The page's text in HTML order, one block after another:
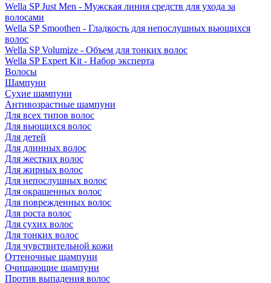
Wella SP Just Men - Мужская линия средств для ухода за
волосами
Wella SP Smoothen - Гладкость для непослушных вьющихся
волос
Wella SP Volumize - Объем для тонких волос
Wella SP Expert Kit - Набор эксперта
Волосы
Шампуни
Сухие шампуни
Антивозрастные шампуни
Для всех типов волос
Для вьющихся волос
Для детей
Для длинных волос
Для жестких волос
Для жирных волос
Для непослушных волос
Для окрашенных волос
Для поврежденных волос
Для роста волос
Для сухих волос
Для тонких волос
Для чувствительной кожи
Оттеночные шампуни
Очищающие шампуни
Против выпадения волос